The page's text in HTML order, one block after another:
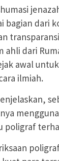
bagian dari
ahli dari
awal
ilmiah.
poligraf